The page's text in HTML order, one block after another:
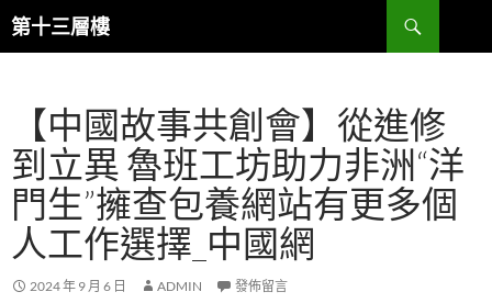
跳
至第十三層樓
搜
尋
【中國故事共創會】從進修
到立異 魯班工坊助力非洲“洋
門生”擁查包養網站有更多個
人工作選擇_中國網
2024 年 9 月 6 日 ADMIN 發佈留言